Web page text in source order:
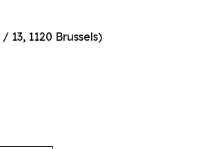
13, 1120 Brussels)